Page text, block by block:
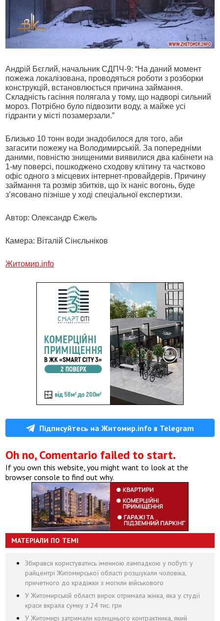
Андрій Бєглий, начальник СДПЧ-9: “На даний момент
пожежа локалізована, проводяться роботи з розборки
конструкцій, встановлюється причина займання.
Складність гасіння полягала у тому, що надворі сильний
мороз. Потрібно було підвозити воду, а майже усі
гідранти у місті позамерзали.”
Близько 10 тонн води знадобилося для того, аби
загасити пожежу на Володимирській. За попередніми
даними, повністю знищеними виявилися два кабінети на
1-му поверсі, пошкоджено сходову клітину та частково
офіс одного з місцевих інтернет-провайдерів. Причину
займання та розмір збитків, що їх наніс вогонь, буде
з’ясовано пізніше у ході спеціальної експертизи.
Автор: Олександр Єжель
Камера: Віталій Сінєльніков
Житомир.info
Підписуйтесь на Житомир.info в Telegram
Oh no, Comentario failed to start.
If you own this website, you might want to look at the
browser console to find out why.
МАТЕРІАЛИ ПО ТЕМІ
Збирався користуватись іменною лампадкою у побуті: у
райцентрі Житомирської області розшукали чоловіка,
причетного до крадіжки з могили військового
У Житомирській області вирок отримала жінка, яка у студії
краси вкрала сумку з 24 тис. грн
У Житомирі затримали колишнього контрактника, який